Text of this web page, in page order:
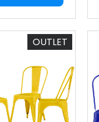
OUTLET